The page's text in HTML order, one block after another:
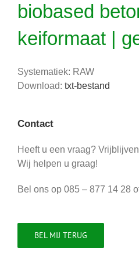
biobased
keiformaat |
Systematiek: RAW
Download: txt-bestand
Contact
Heeft u een vraag?
Wij helpen u graag!
Bel ons op 085 – 877 14 28
BEL MIJ TERUG